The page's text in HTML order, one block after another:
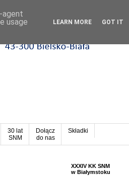
30 lat
SNM
Dołącz
do nas
Składki
XXXIV KK SNM
w Białymstoku
agent
usage
LEARN MORE GOT IT